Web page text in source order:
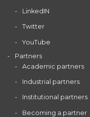
LinkedIN
Twitter
YouTube
Partners
Academic partners
Industrial partners
Institutional partners
Becoming a partner